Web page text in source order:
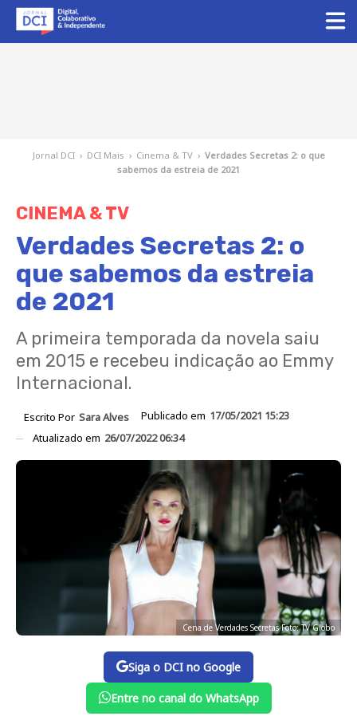
Jornal DCI › DCI Mais › Cinema & TV › Verdades Secretas 2: o que
sabemos da estreia de 2021
CINEMA & TV
Verdades Secretas 2: o
que sabemos da estreia
de 2021
A primeira temporada da novela saiu
em 2015 e recebeu indicação ao Emmy
Internacional.
Escrito Por Sara Alves Publicado em 17/05/2021 15:23
Atualizado em 26/07/2022 06:34
Cena de Verdades Secretas Foto: TV Globo
Siga o DCI no Google
Entre no canal do WhatsApp